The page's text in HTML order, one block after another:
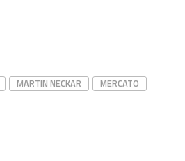
MARTIN NECKAR
MERCATO